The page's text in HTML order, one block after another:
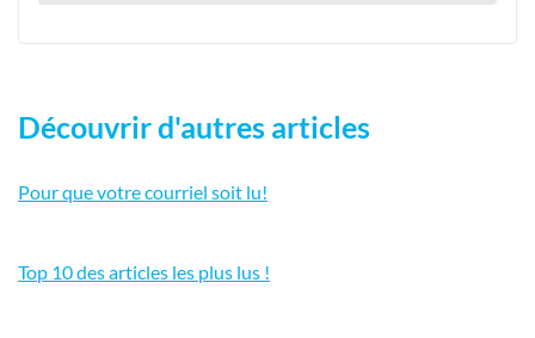
Découvrir d'autres articles
Pour que votre courriel soit lu!
Top 10 des articles les plus lus !